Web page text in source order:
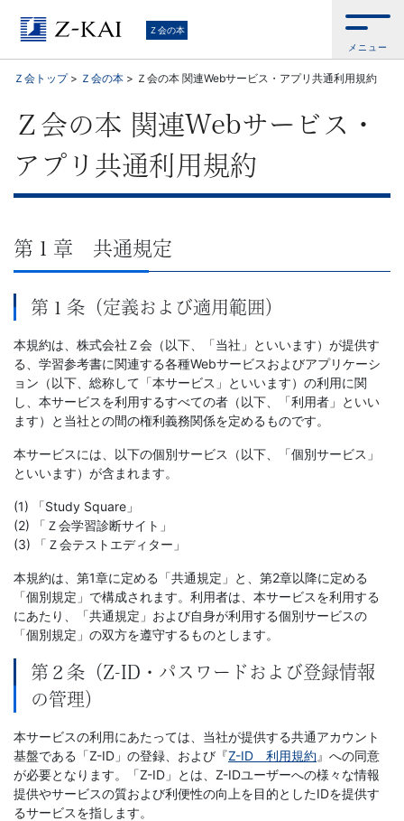
学
習
参
考
書
か
ら、
語
学
書、
幼
児・
小
学
生
向
け
書
籍、
Ｚ会の本
メニュー
Ｚ会トップ> Ｚ会の本 > Ｚ会の本 関連Webサービス・アプリ共通利用規約
Ｚ会の本 関連Webサービス・
アプリ共通利用規約
第１章 共通規定
第１条（定義および適用範囲）
本規約は、株式会社Ｚ会（以下、「当社」といいます）が提供す
る、学習参考書に関連する各種Webサービスおよびアプリケーシ
ョン（以下、総称して「本サービス」といいます）の利用に関
し、本サービスを利用するすべての者（以下、「利用者」といい
ます）と当社との間の権利義務関係を定めるものです。
本サービスには、以下の個別サービス（以下、「個別サービス」
といいます）が含まれます。
(1) 「Study Square」
(2) 「Ｚ会学習診断サイト」
(3) 「Ｚ会テストエディター」
本規約は、第1章に定める「共通規定」と、第2章以降に定める
「個別規定」で構成されます。利用者は、本サービスを利用する
にあたり、「共通規定」および自身が利用する個別サービスの
「個別規定」の双方を遵守するものとします。
第２条（Z-ID・パスワードおよび登録情報
の管理）
本サービスの利用にあたっては、当社が提供する共通アカウント
基盤である「Z-ID」の登録、および『Z-ID 利用規約 』への同意
が必要となります。「Z-ID」とは、Z-IDユーザーへの様々な情報
提供やサービスの質および利便性の向上を目的としたIDを提供す
るサービスを指します。